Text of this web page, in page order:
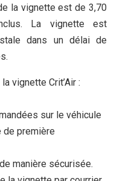
la vignette est de 3,70
La vignette est
dans un délai de
vignette Crit’Air :
sur le véhicule
de première
manière sécurisée.